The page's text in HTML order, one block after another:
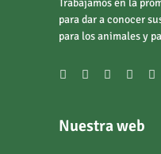
Trabajamos en la
para dar a conocer
para los animales y
Nuestra web